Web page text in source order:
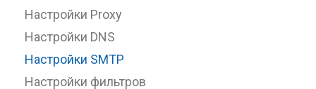
Настройки Proxy
Настройки DNS
Настройки SMTP
Настройки фильтров